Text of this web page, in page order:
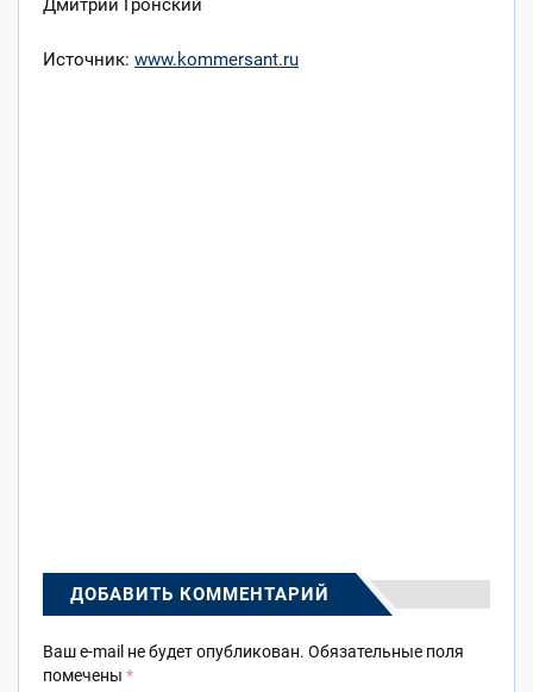
Дмитрий Гронский
Источник: www.kommersant.ru
ДОБАВИТЬ КОММЕНТАРИЙ
Ваш e-mail не будет опубликован. Обязательные поля
помечены *